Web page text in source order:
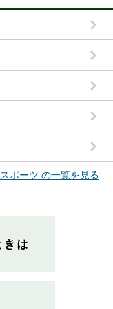
ポーツ の一覧を見る